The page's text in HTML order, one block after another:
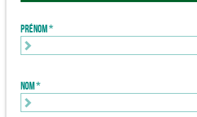
Prénom
Nom